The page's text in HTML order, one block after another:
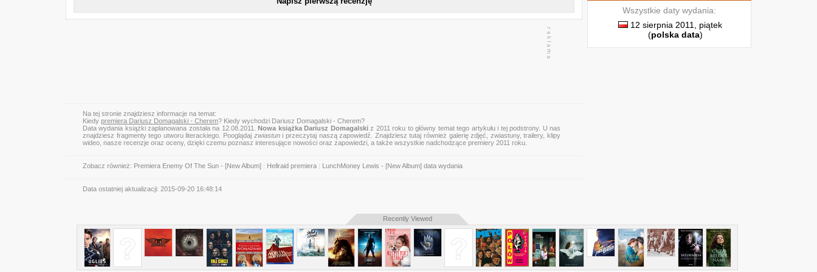
Na tej stronie znajdziesz informacje na temat:
Kiedy premiera Dariusz Domagalski - Cherem? Kiedy wychodzi Dariusz Domagalski - Cherem?
Data wydania książki zaplanowana została na 12.08.2011.Nowa książka Dariusz Domagalskiz 2011 roku to główny temat tego artykułu i tej podstrony. U nas
znajdziesz fragmenty tego utworu literackiego. Pooglądaj zwiastuni przeczytaj naszą zapowiedź. Znajdziesz tutaj również galerię zdjęć, zwiastuny, trailery, klipy
wideo, nasze recenzje oraz oceny, dzięki czemu poznasz interesujące nowości oraz zapowiedzi, a także wszystkie nadchodzące premiery 2011 roku.
Zobacz również: Premiera Enemy Of The Sun - [New Album] Hellraid premiera LunchMoney Lewis - [New Album] data wydania
Data ostatniej aktualizacji: 2015-09-20 16:48:14
Wszystkie daty wydania:
12 sierpnia 2011, piątek
(polska data)
Recently Viewed